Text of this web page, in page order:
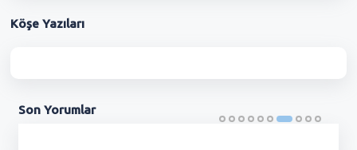
Köşe Yazıları
Son Yorumlar